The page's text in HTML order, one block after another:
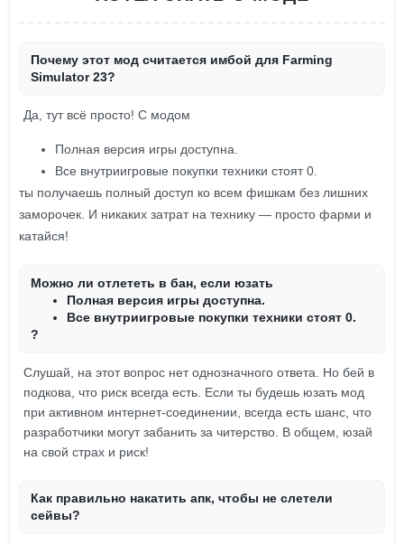
Почему этот мод считается имбой для Farming
Simulator 23?
Да, тут всё просто! С модом
Полная версия игры доступна.
Все внутриигровые покупки техники стоят 0.
ты получаешь полный доступ ко всем фишкам без лишних
заморочек. И никаких затрат на технику — просто фарми и
катайся!
Можно ли отлететь в бан, если юзать
Полная версия игры доступна.
Все внутриигровые покупки техники стоят 0.
?
Слушай, на этот вопрос нет однозначного ответа. Но бей в
подкова, что риск всегда есть. Если ты будешь юзать мод
при активном интернет-соединении, всегда есть шанс, что
разработчики могут забанить за читерство. В общем, юзай
на свой страх и риск!
Как правильно накатить апк, чтобы не слетели
сейвы?